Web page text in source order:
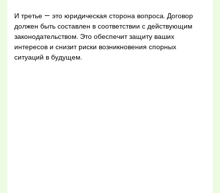
И третье — это юридическая сторона вопроса. Договор
должен быть составлен в соответствии с действующим
законодательством. Это обеспечит защиту ваших
интересов и снизит риски возникновения спорных
ситуаций в будущем.